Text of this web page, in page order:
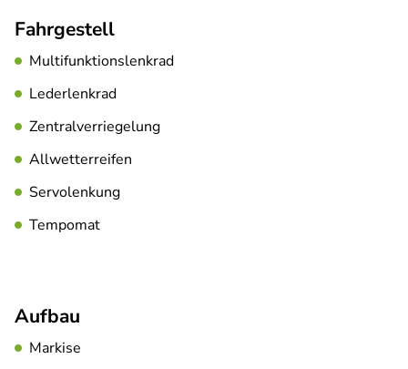
Fahrgestell
Multifunktionslenkrad
Lederlenkrad
Zentralverriegelung
Allwetterreifen
Servolenkung
Tempomat
Aufbau
Markise